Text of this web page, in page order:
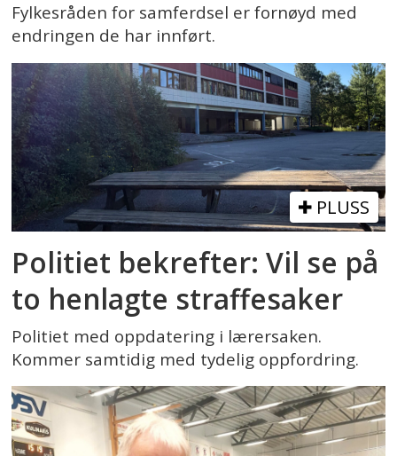
Fylkesråden for samferdsel er fornøyd med
endringen de har innført.
PLUSS
Politiet bekrefter: Vil se på
to henlagte straffesaker
Politiet med oppdatering i lærersaken.
Kommer samtidig med tydelig oppfordring.